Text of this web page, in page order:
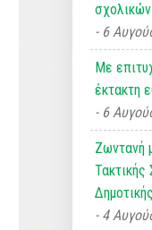
6
Με
έκτακτη
6
Ζωντανή
Τακτικής
4